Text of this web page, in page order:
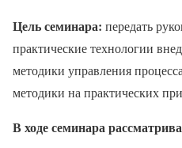
Цель семинара: передать
практические технологии
методики управления
методики на практических
В ходе семинара